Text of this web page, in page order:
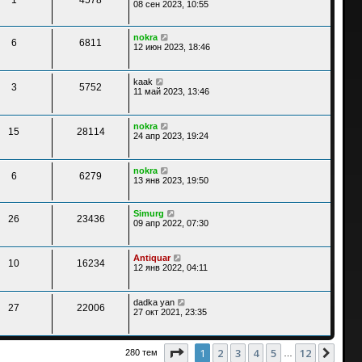
08 сен 2023, 10:55
6 6811
nokra
12 июн 2023, 18:46
3 5752
kaak
11 май 2023, 13:46
15 28114
nokra
24 апр 2023, 19:24
6 6279
nokra
13 янв 2023, 19:50
26 23436
Simurg
09 апр 2022, 07:30
10 16234
Antiquar
12 янв 2022, 04:11
27 22006
dadka yan
27 окт 2021, 23:35
280 тем Страница из 12
1 2 3 4 5 12